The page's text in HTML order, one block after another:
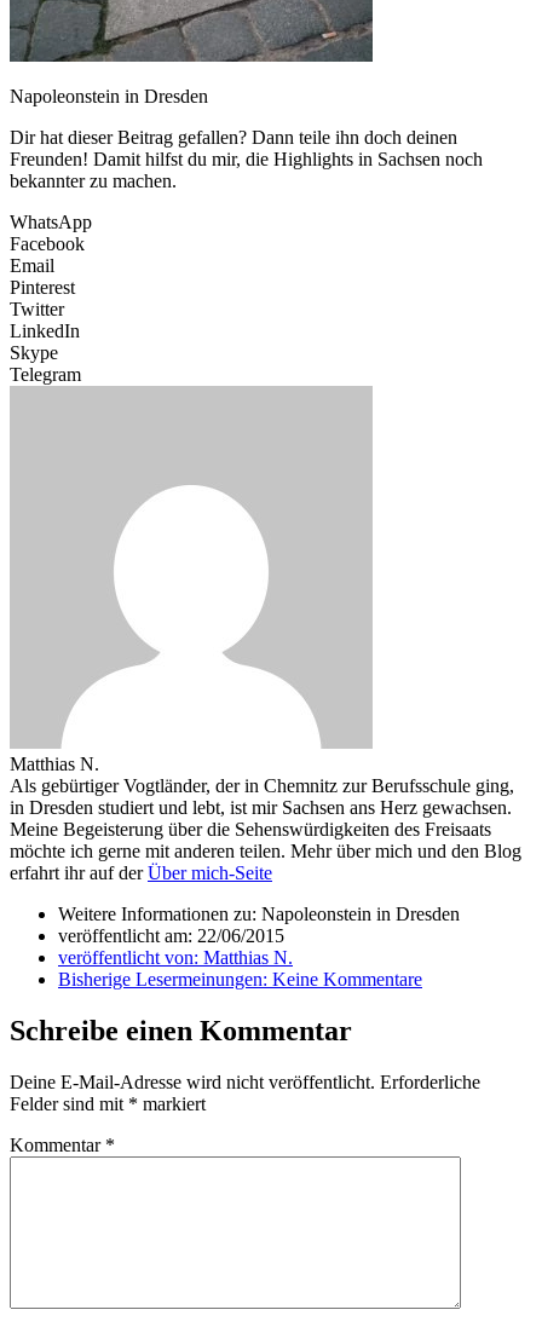
Napoleonstein in Dresden
Dir hat dieser Beitrag gefallen? Dann teile ihn doch deinen
Freunden! Damit hilfst du mir, die Highlights in Sachsen noch
bekannter zu machen.
WhatsApp
Facebook
Email
Pinterest
Twitter
LinkedIn
Skype
Telegram
Matthias N.
Als gebürtiger Vogtländer, der in Chemnitz zur Berufsschule ging,
in Dresden studiert und lebt, ist mir Sachsen ans Herz gewachsen.
Meine Begeisterung über die Sehenswürdigkeiten des Freisaats
möchte ich gerne mit anderen teilen. Mehr über mich und den Blog
erfahrt ihr auf derÜber mich-Seite
Weitere Informationen zu: Napoleonstein in Dresden
veröffentlicht am: 22/06/2015
veröffentlicht von: Matthias N.
Bisherige Lesermeinungen: Keine Kommentare
Schreibe einen Kommentar
Deine E-Mail-Adresse wird nicht veröffentlicht. Erforderliche
Felder sind mit * markiert
Kommentar *